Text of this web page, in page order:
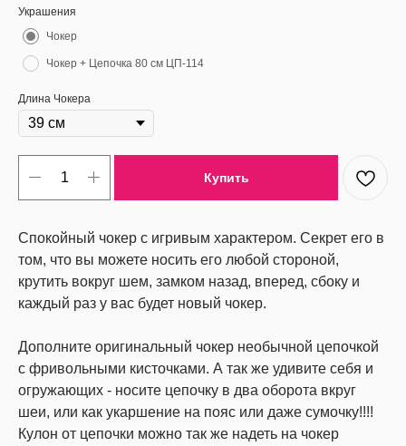
Украшения
Чокер
Чокер + Цепочка 80 см ЦП-114
Длина Чокера
Купить
Спокойный чокер с игривым характером. Секрет его в
том, что вы можете носить его любой стороной,
крутить вокруг шем, замком назад, вперед, сбоку и
каждый раз у вас будет новый чокер.
Дополните оригинальный чокер необычной цепочкой
с фривольными кисточками. А так же удивите себя и
огружающих - носите цепочку в два оборота вкруг
шеи, или как укаршение на пояс или даже сумочку!!!!
Кулон от цепочки можно так же надеть на чокер